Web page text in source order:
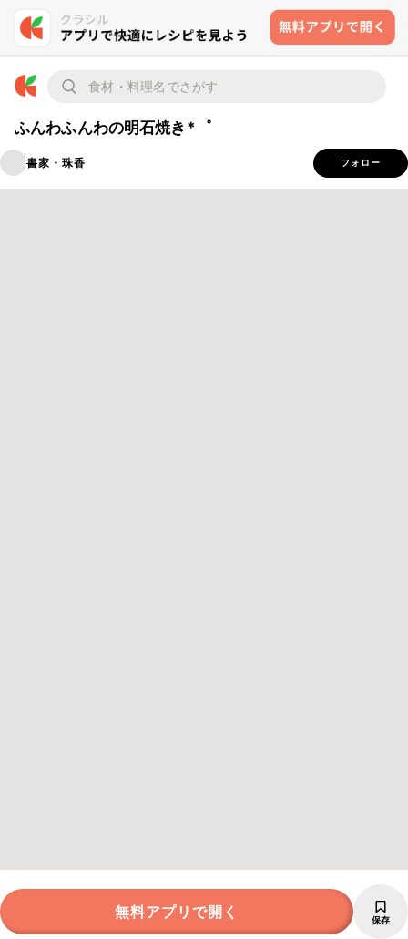
ふんわふんわの明石焼き*゜
書家・珠香 フォロー
無料アプリで開く 保存